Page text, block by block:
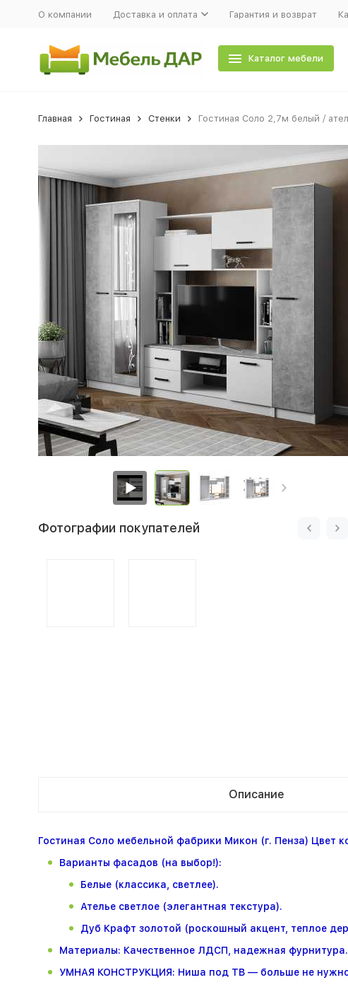
О компании Доставка и оплата Гарантия и возврат
Каталог мебели
Главная Гостиная Стенки Гостиная Соло 2,7м белый /
Фотографии покупателей
Описание
Гостиная Соло мебельной фабрики Микон (г. Пенза) Цвет
Варианты фасадов (на выбор!):
Белые (классика, светлее).
Ателье светлое (элегантная текстура).
Дуб Крафт золотой (роскошный акцент, теплое
Материалы: Качественное ЛДСП, надежная фурнитура.
УМНАЯ КОНСТРУКЦИЯ: Ниша под ТВ — больше не нужно